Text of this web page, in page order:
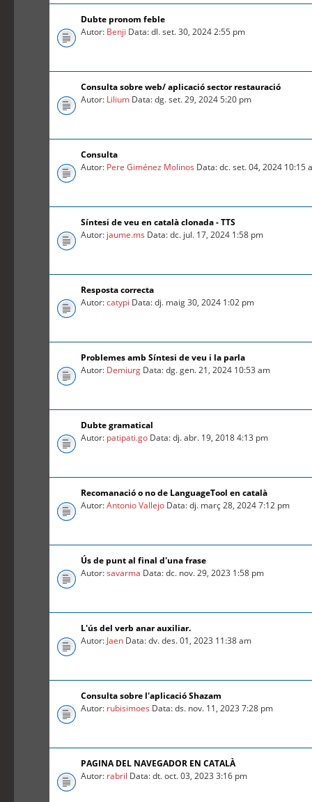
Dubte pronom feble
Autor: Benji Data: dl. set. 30, 2024 2:55 pm
Consulta sobre web/ aplicació sector restauració
Autor: Lilium Data: dg. set. 29, 2024 5:20 pm
Consulta
Autor: Pere Giménez Molinos Data: dc. set. 04, 2024 10:15
Síntesi de veu en català clonada - TTS
Autor: jaume.ms Data: dc. jul. 17, 2024 1:58 pm
Resposta correcta
Autor:catypi Data: dj. maig 30, 2024 1:02 pm
Problemes amb Síntesi de veu i la parla
Autor: Demiurg Data: dg. gen. 21, 2024 10:53 am
Dubte gramatical
Autor: patipati.go Data: dj. abr. 19, 2018 4:13 pm
Recomanació o no de LanguageTool en català
Autor:Antonio Vallejo Data: dj. març 28, 2024 7:12 pm
Ús de punt al final d'una frase
Autor:savarma Data: dc. nov. 29, 2023 1:58 pm
L'ús del verb anar auxiliar.
Autor: Jaen Data: dv. des. 01, 2023 11:38 am
Consulta sobre l'aplicació Shazam
Autor: rubisimoes Data: ds. nov. 11, 2023 7:28 pm
PAGINA DEL NAVEGADOR EN CATALÀ
Autor: rabril Data: dt. oct. 03, 2023 3:16 pm